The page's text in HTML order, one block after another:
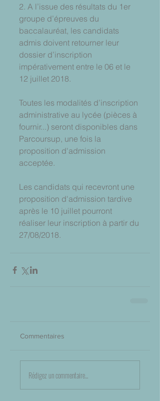
2. A l’issue des résultats du 1er
groupe d’épreuves du
baccalauréat, les candidats
admis doivent retourner leur
dossier d’inscription
impérativement entre le 06 et le
12 juillet 2018.
Toutes les modalités d’inscription
administrative au lycée (pièces à
fournir...) seront disponibles dans
Parcoursup, une fois la
proposition d'admission
acceptée.
Les candidats qui recevront une
proposition d'admission tardive
après le 10 juillet pourront
réaliser leur inscription à partir du
27/08/2018.
Commentaires
Rédigez un commentaire...